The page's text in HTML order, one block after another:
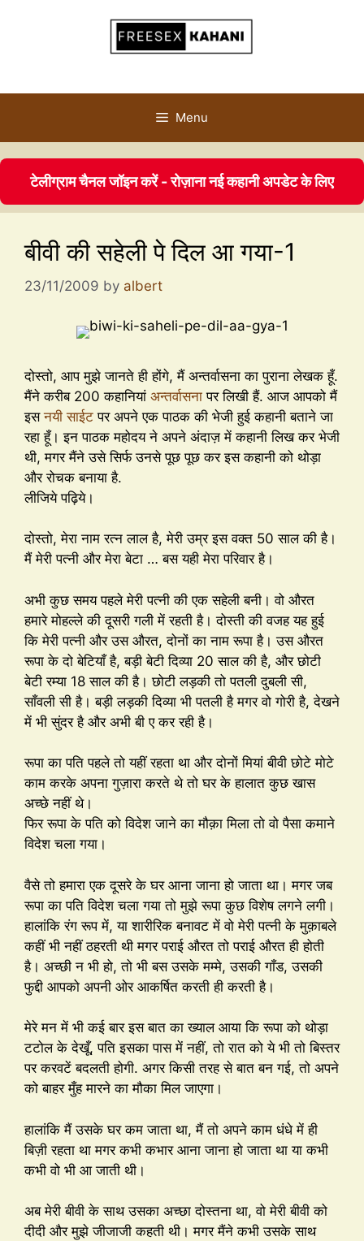
Menu
टेलीग्राम चैनल जॉइन करें - रोज़ाना नई कहानी अपडेट के लिए
बीवी की सहेली पे दिल आ गया-1
23/11/2009 by albert
दोस्तो, आप मुझे जानते ही होंगे, मैं अन्तर्वासना का पुराना लेखक हूँ.
मैंने करीब 200 कहानियां अन्तर्वासना पर लिखी हैं. आज आपको मैं
इसनयी साईट पर अपने एक पाठक की भेजी हुई कहानी बताने जा
रहा हूँ। इन पाठक महोदय ने अपने अंदाज़ में कहानी लिख कर भेजी
थी, मगर मैंने उसे सिर्फ उनसे पूछ पूछ कर इस कहानी को थोड़ा
और रोचक बनाया है.
लीजिये पढ़िये।
दोस्तो, मेरा नाम रत्न लाल है, मेरी उम्र इस वक्त 50 साल की है।
मैं मेरी पत्नी और मेरा बेटा … बस यही मेरा परिवार है।
अभी कुछ समय पहले मेरी पत्नी की एक सहेली बनी। वो औरत
हमारे मोहल्ले की दूसरी गली में रहती है। दोस्ती की वजह यह हुई
कि मेरी पत्नी और उस औरत, दोनों का नाम रूपा है। उस औरत
रूपा के दो बेटियाँ है, बड़ी बेटी दिव्या 20 साल की है, और छोटी
बेटी रम्या 18 साल की है। छोटी लड़की तो पतली दुबली सी,
साँवली सी है। बड़ी लड़की दिव्या भी पतली है मगर वो गोरी है, देखने
में भी सुंदर है और अभी बी ए कर रही है।
रूपा का पति पहले तो यहीं रहता था और दोनों मियां बीवी छोटे मोटे
काम करके अपना गुज़ारा करते थे तो घर के हालात कुछ खास
अच्छे नहीं थे।
फिर रूपा के पति को विदेश जाने का मौक़ा मिला तो वो पैसा कमाने
विदेश चला गया।
वैसे तो हमारा एक दूसरे के घर आना जाना हो जाता था। मगर जब
रूपा का पति विदेश चला गया तो मुझे रूपा कुछ विशेष लगने लगी।
हालांकि रंग रूप में, या शारीरिक बनावट में वो मेरी पत्नी के मुक़ाबले
कहीं भी नहीं ठहरती थी मगर पराई औरत तो पराई औरत ही होती
है। अच्छी न भी हो, तो भी बस उसके मम्मे, उसकी गाँड, उसकी
फुद्दी आपको अपनी ओर आकर्षित करती ही करती है।
मेरे मन में भी कई बार इस बात का ख्याल आया कि रूपा को थोड़ा
टटोल के देखूँ, पति इसका पास में नहीं, तो रात को ये भी तो बिस्तर
पर करवटें बदलती होगी. अगर किसी तरह से बात बन गई, तो अपने
को बाहर मुँह मारने का मौका मिल जाएगा।
हालांकि मैं उसके घर कम जाता था, मैं तो अपने काम धंधे में ही
बिज़ी रहता था मगर कभी कभार आना जाना हो जाता था या कभी
कभी वो भी आ जाती थी।
अब मेरी बीवी के साथ उसका अच्छा दोस्तना था, वो मेरी बीवी को
दीदी और मुझे जीजाजी कहती थी। मगर मैंने कभी उसके साथ